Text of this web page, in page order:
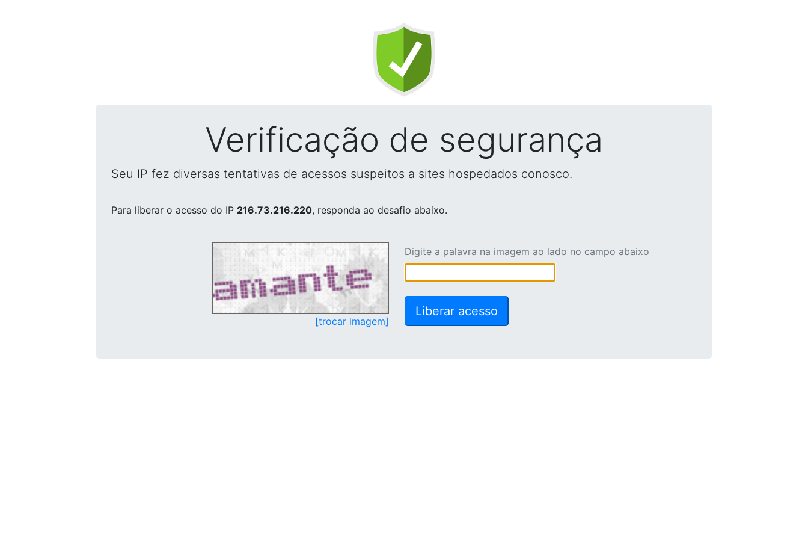
Verificação de segurança
Seu IP fez diversas tentativas de acessos suspeitos a sites hospedados conosco.
Para liberar o acesso do IP 216.73.216.220, responda ao desafio abaixo.
[trocar imagem]
Digite a palavra na imagem ao lado no campo abaixo